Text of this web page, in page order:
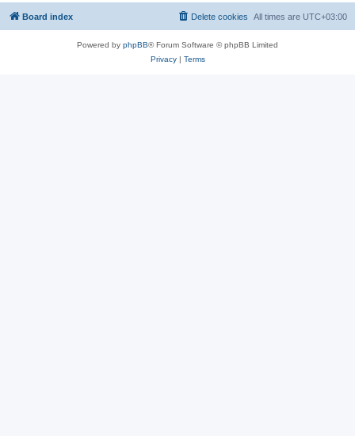
Board index All times are UTC+03:00
Delete cookies
Powered by phpBB® Forum Software © phpBB Limited
Privacy| Terms